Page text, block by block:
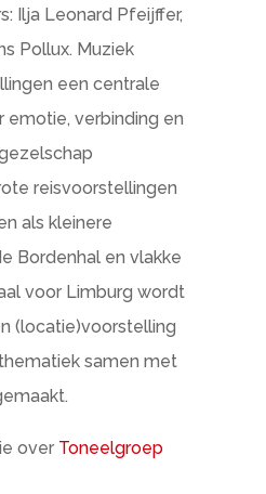
Ilja Leonard Pfeijffer,
Pollux. Muziek
een centrale
emotie, verbinding en
reisvoorstellingen
als kleinere
Bordenhal en vlakke
voor Limburg wordt
(locatie)voorstelling
samen met
over Toneelgroep